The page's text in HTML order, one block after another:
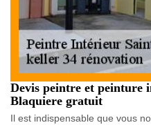
Devis peintre et peinture
Blaquiere gratuit
Il est indispensable que vous